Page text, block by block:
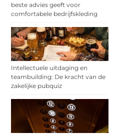
beste advies geeft voor
comfortabele bedrijfskleding
Intellectuele uitdaging en
teambuilding: De kracht van de
zakelijke pubquiz